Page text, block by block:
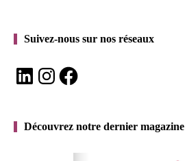
Suivez-nous sur nos réseaux
LinkedInInstagramFacebook
Découvrez notre dernier magazine